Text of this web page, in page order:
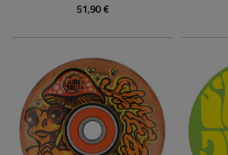
51,90 €